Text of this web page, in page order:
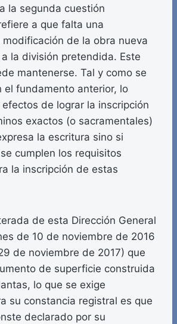
la segunda cuestión
a que falta una
de la obra nueva
la división pretendida. Este
mantenerse. Tal y como se
el fundamento anterior, lo
de lograr la inscripción
exactos (o sacramentales)
la escritura sino si
cumplen los requisitos
la inscripción de estas
de esta Dirección General
de 10 de noviembre de 2016
de noviembre de 2017) que
de superficie construida
lo que se exige
su constancia registral es que
declarado por su